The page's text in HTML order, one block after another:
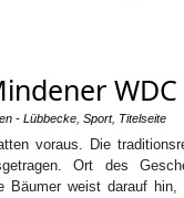
- Lübbecke Sport, Titelseite
voraus. Die
Ort des
Bäumer weist darauf